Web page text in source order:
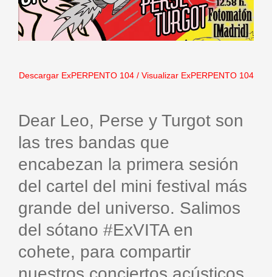
Descargar ExPERPENTO 104/ Visualizar ExPERPENTO 104
Dear Leo, Perse y Turgot son
las tres bandas que
encabezan la primera sesión
del cartel del mini festival más
grande del universo. Salimos
del sótano #ExVITA en
cohete, para compartir